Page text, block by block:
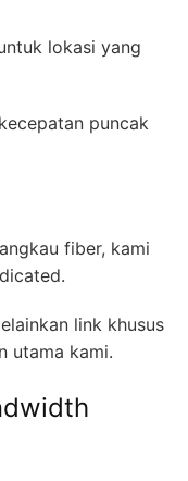
lokasi yang
puncak
fiber, kami
link khusus
utama kami.